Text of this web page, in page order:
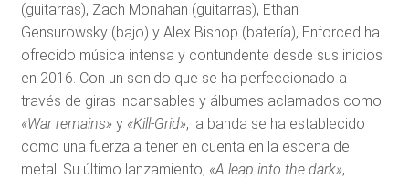
(guitarras), Zach Monahan (guitarras), Ethan
Gensurowsky (bajo) y Alex Bishop (batería), Enforced ha
ofrecido música intensa y contundente desde sus inicios
en 2016. Con un sonido que se ha perfeccionado a
través de giras incansables y álbumes aclamados como
«War remains»y «Kill-Grid», la banda se ha establecido
como una fuerza a tener en cuenta en la escena del
metal. Su último lanzamiento, «A leap into the dark»,